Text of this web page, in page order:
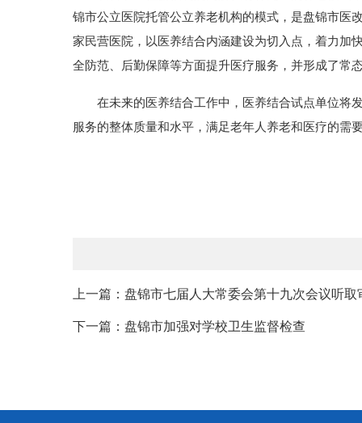
锦市公立医院托管公立养老机构的模式，是盘锦市医
家民营医院，以医养结合内涵建设为切入点，着力加
全防范、后勤保障等方面提升医疗服务，并形成了常
在未来的医养结合工作中，医养结合试点单位将发
服务的整体质量和水平，满足老年人养老和医疗的需
上一篇：盘锦市七届人大常委会第十九次会议听
下一篇：盘锦市加强对学校卫生监督检查